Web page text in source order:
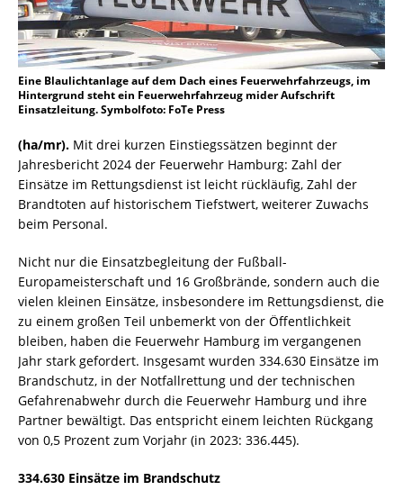
Eine Blaulichtanlage auf dem Dach eines Feuerwehrfahrzeugs, im
Hintergrund steht ein Feuerwehrfahrzeug mider Aufschrift
Einsatzleitung. Symbolfoto: FoTe Press
(ha/mr). Mit drei kurzen Einstiegssätzen beginnt der
Jahresbericht 2024 der Feuerwehr Hamburg: Zahl der
Einsätze im Rettungsdienst ist leicht rückläufig, Zahl der
Brandtoten auf historischem Tiefstwert, weiterer Zuwachs
beim Personal.
Nicht nur die Einsatzbegleitung der Fußball-
Europameisterschaft und 16 Großbrände, sondern auch die
vielen kleinen Einsätze, insbesondere im Rettungsdienst, die
zu einem großen Teil unbemerkt von der Öffentlichkeit
bleiben, haben die Feuerwehr Hamburg im vergangenen
Jahr stark gefordert. Insgesamt wurden 334.630 Einsätze im
Brandschutz, in der Notfallrettung und der technischen
Gefahrenabwehr durch die Feuerwehr Hamburg und ihre
Partner bewältigt. Das entspricht einem leichten Rückgang
von 0,5 Prozent zum Vorjahr (in 2023: 336.445).
334.630 Einsätze im Brandschutz